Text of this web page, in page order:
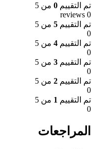
تم التقييم 0 من 5
0 reviews
تم التقييم 5 من 5
0
تم التقييم 4 من 5
0
تم التقييم 3 من 5
0
تم التقييم 2 من 5
0
تم التقييم 1 من 5
0
المراجعات